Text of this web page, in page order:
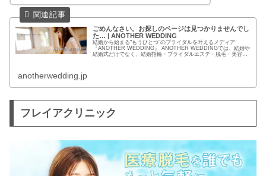
ごめんなさい。お探しのページは見つかりませんでし
た… | ANOTHER WEDDING
結婚から始まる"もうひとつ"のブライダルを叶えるメディア
『ANOTHER WEDDING』 ANOTHER WEDDINGでは、結婚や
結婚式だけでなく、結婚指輪・ブライダルエステ・脱毛・美容な
anotherwedding.jp
フレイアクリニック